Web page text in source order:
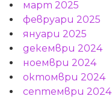
март 2025
февруари 2025
януари 2025
декември 2024
ноември 2024
октомври 2024
септември 2024